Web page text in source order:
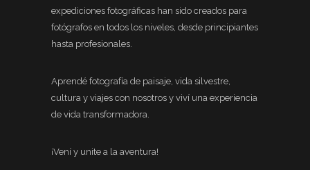
expediciones fotográficas han sido creados para
fotógrafos en todos los niveles, desde principiantes
hasta profesionales.
Aprendé fotografía de paisaje, vida silvestre,
cultura y viajes con nosotros y viví una experiencia
de vida transformadora.
¡Vení y unite a la aventura!